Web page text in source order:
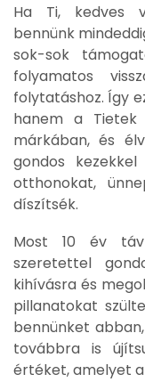
Ha Ti, kedves
bennünk
sok-sok
folyamatos
folytatáshoz. Így
hanem a
márkában, és
gondos
otthonokat,
díszítsék.
Most 10 év
szeretettel
kihívásra és
pillanatokat
bennünket
továbbra is
értéket, amelyet